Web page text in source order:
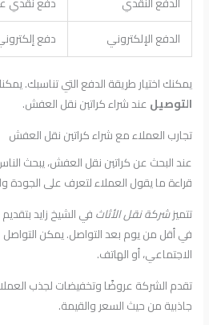
الدفع الإلكتروني
دفع
يمكنك اختيار طريقة الدفع التي تناسبك.
التوصيلعند شراء كراتين نقل العفش.
تجارب العملاء مع شراء كراتين نقل العفش
عند البحث عن كراتين نقل العفش، يبحث
قراءة ما يقول العملاء لتعرف على الجودة
تتميزشركة نقل الأثاثفي الشيخ زايد
في أقل من يوم بعد التواصل. يمكن التواصل
الاجتماعي، أو الهاتف.
تقدم الشركة عروضًا وتخفيضات لجذب
جاذبية من حيث السعر والقيمة.